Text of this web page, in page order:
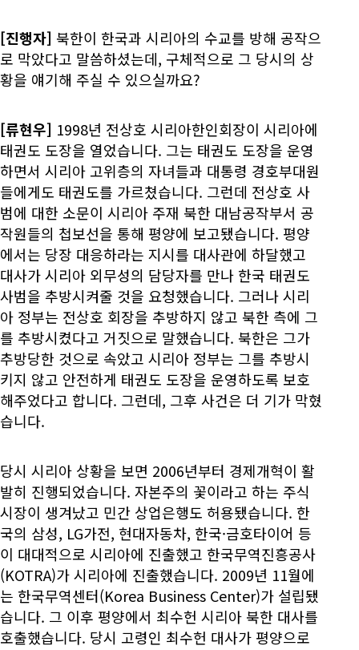
[진행자] 북한이 한국과 시리아의 수교를 방해 공작으
로 막았다고 말씀하셨는데, 구체적으로 그 당시의 상
황을 얘기해 주실 수 있으실까요?
[류현우] 1998년 전상호 시리아한인회장이 시리아에
태권도 도장을 열었습니다. 그는 태권도 도장을 운영
하면서 시리아 고위층의 자녀들과 대통령 경호부대원
들에게도 태권도를 가르쳤습니다. 그런데 전상호 사
범에 대한 소문이 시리아 주재 북한 대남공작부서 공
작원들의 첩보선을 통해 평양에 보고됐습니다. 평양
에서는 당장 대응하라는 지시를 대사관에 하달했고
대사가 시리아 외무성의 담당자를 만나 한국 태권도
사범을 추방시켜줄 것을 요청했습니다. 그러나 시리
아 정부는 전상호 회장을 추방하지 않고 북한 측에 그
를 추방시켰다고 거짓으로 말했습니다. 북한은 그가
추방당한 것으로 속았고 시리아 정부는 그를 추방시
키지 않고 안전하게 태권도 도장을 운영하도록 보호
해주었다고 합니다. 그런데, 그후 사건은 더 기가 막혔
습니다.
당시 시리아 상황을 보면 2006년부터 경제개혁이 활
발히 진행되었습니다. 자본주의 꽃이라고 하는 주식
시장이 생겨났고 민간 상업은행도 허용됐습니다. 한
국의 삼성, LG가전, 현대자동차, 한국·금호타이어 등
이 대대적으로 시리아에 진출했고 한국무역진흥공사
(KOTRA)가 시리아에 진출했습니다. 2009년 11월에
는 한국무역센터(Korea Business Center)가 설립됐
습니다. 그 이후 평양에서 최수헌 시리아 북한 대사를
호출했습니다. 당시 고령인 최수헌 대사가 평양으로